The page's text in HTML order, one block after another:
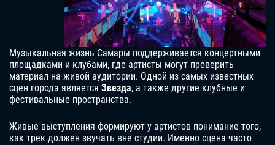
Музыкальная жизнь Самары поддерживается концертными
площадками и клубами, где артисты могут проверить
материал на живой аудитории. Одной из самых известных
сцен города является Звезда, а также другие клубные и
фестивальные пространства.
Живые выступления формируют у артистов понимание того,
как трек должен звучать вне студии. Именно сцена часто